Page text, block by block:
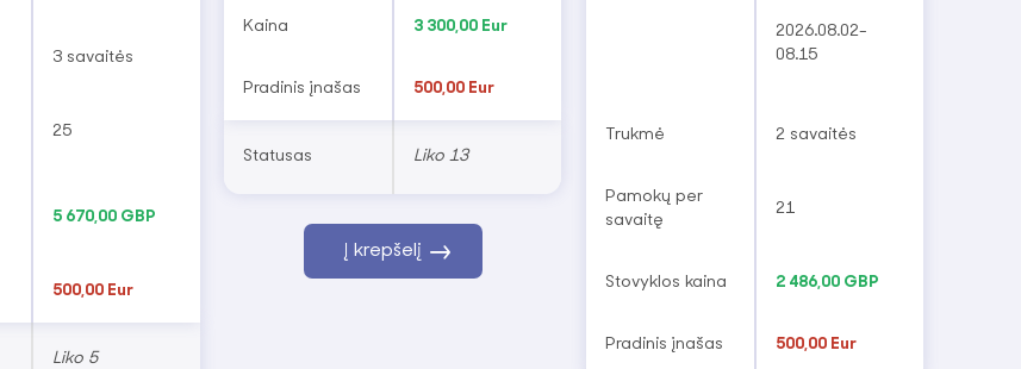
3 savaitės
25
5 670,00 GBP
500,00 Eur
Liko 5
Kaina 3 300,00 Eur
Pradinis įnašas 500,00 Eur
Statusas Liko 13
Į krepšelį
2026.08.02-
08.15
Trukmė 2 savaitės
Pamokų per
savaitę
21
Stovyklos kaina 2 486,00 GBP
Pradinis įnašas 500,00 Eur